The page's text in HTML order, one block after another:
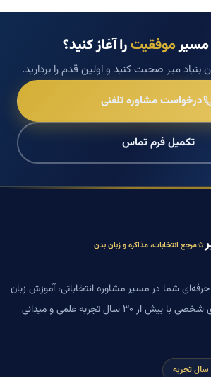
مسیرموفقیترا آغاز کنید؟
بنیاد میر صحبت کنید و اولین قدم را بردارید.
درخواست مشاوره تلفنی
تکمیل فرم تماس
مرجع انتخابات، مذاکره و زبان بدن
حرفه‌ای شما در مسیر مشاوره انتخاباتی، آموزش زبان
بدن، فنون مذاکره و برندسازی شخصی با بیش از ۳۰ سال تجربه علمی و میدانی